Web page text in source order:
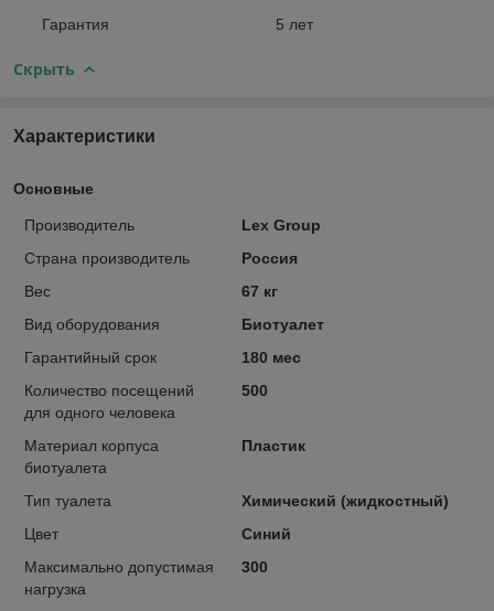
Гарантия 5 лет
Скрыть
Характеристики
Основные
Производитель
Lex Group
Страна производитель
Россия
Вес
67 кг
Вид оборудования
Биотуалет
Гарантийный срок
180 мес
Количество посещений
для одного человека
500
Материал корпуса
биотуалета
Пластик
Тип туалета
Химический (жидкостный)
Цвет
Синий
Максимально допустимая
нагрузка
300